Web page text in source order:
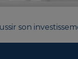
son